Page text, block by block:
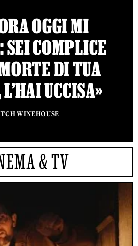
OGGI MI
SEI COMPLICE
DI TUA
UCCISA»
WINEHOUSE
& TV